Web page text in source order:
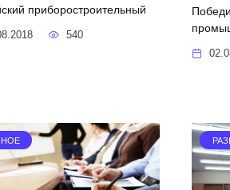
приборостроительный
540